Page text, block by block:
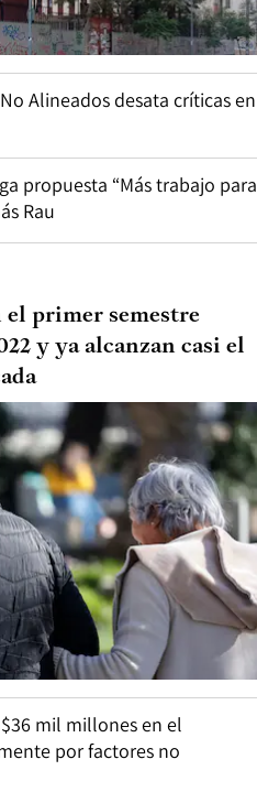
Alineados desata críticas en
propuesta “Más trabajo para
Rau
el primer semestre
y ya alcanzan casi el
mil millones en el
por factores no